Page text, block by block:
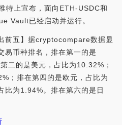
上宣布，面向ETH-USDC和
Vault已经启动并运行。
前五】据cryptocompare数据显
易币种排名，排在第一的是
二的是美元，占比为10.32%；
；排在第四的是欧元，占比为
比为1.94%。排在第六的是日